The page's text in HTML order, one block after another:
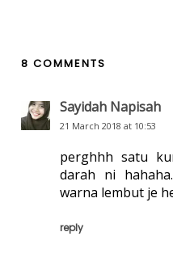
8 COMMENTS
Sayidah Napisah
21 March 2018 at 10:53
perghhh satu
darah ni
warna lembut je
reply